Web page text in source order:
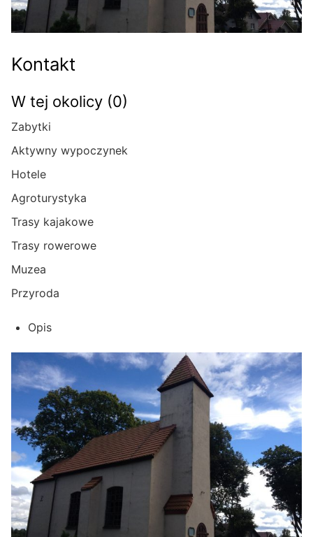
Kontakt
W tej okolicy (0)
Zabytki
Aktywny wypoczynek
Hotele
Agroturystyka
Trasy kajakowe
Trasy rowerowe
Muzea
Przyroda
Opis